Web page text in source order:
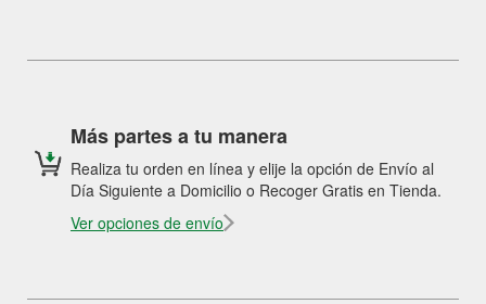
Más partes a tu manera
Realiza tu orden en línea y elije la opción de Envío al
Día Siguiente a Domicilio o Recoger Gratis en Tienda.
Ver opciones de envío